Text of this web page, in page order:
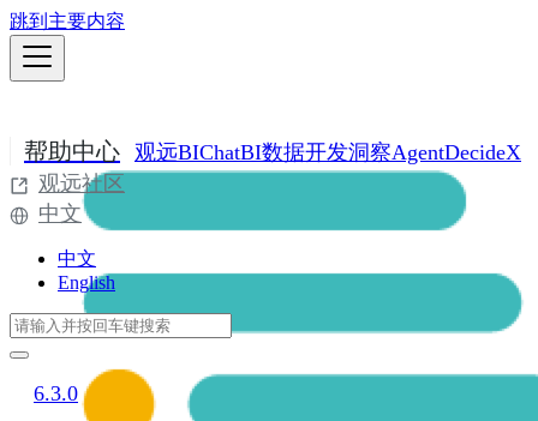
跳到主要内容
帮助中心 观远BIChatBI数据开发洞察AgentDecideX
观远社区
中文
中文
English
6.3.0